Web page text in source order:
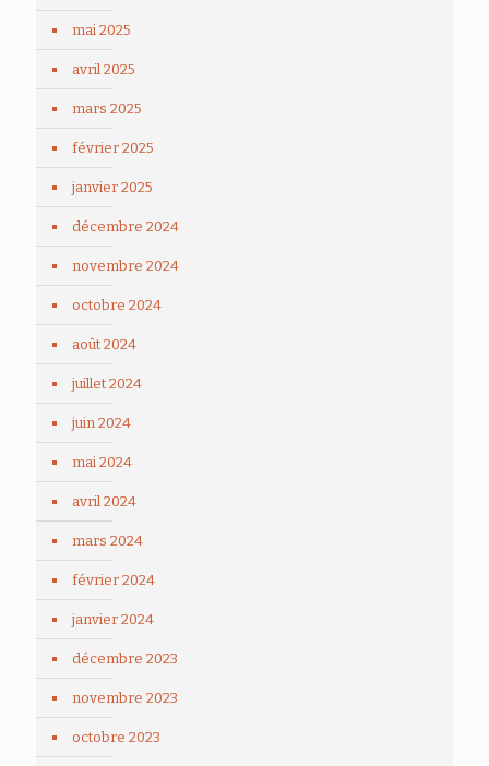
mai 2025
avril 2025
mars 2025
février 2025
janvier 2025
décembre 2024
novembre 2024
octobre 2024
août 2024
juillet 2024
juin 2024
mai 2024
avril 2024
mars 2024
février 2024
janvier 2024
décembre 2023
novembre 2023
octobre 2023